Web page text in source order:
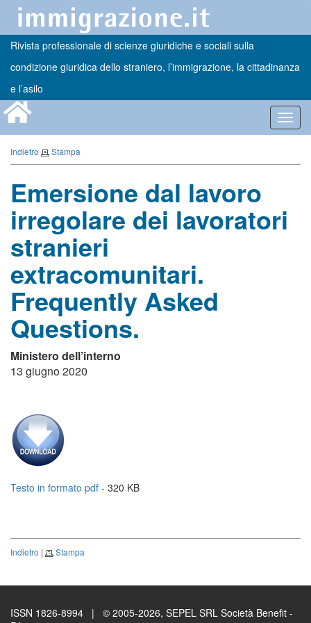
Rivista professionale di scienze giuridiche e sociali sulla
condizione giuridica dello straniero, l’immigrazione, la cittadinanza
e l’asilo
Indietro Stampa
Emersione dal lavoro
irregolare dei lavoratori
stranieri
extracomunitari.
Frequently Asked
Questions.
Ministero dell’interno
13 giugno 2020
Testo in formato pdf - 320 KB
Indietro | Stampa
ISSN 1826-8994 | © 2005-2026, SEPEL SRL Società Benefit -